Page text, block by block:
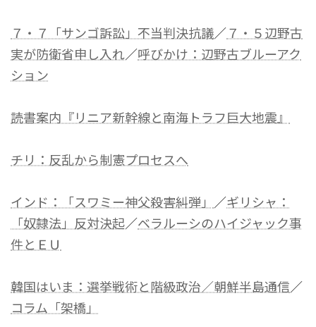
７・７「サンゴ訴訟」不当判決抗議／７・５辺野古
実が防衛省申し入れ／呼びかけ：辺野古ブルーアク
ション
読書案内『リニア新幹線と南海トラフ巨大地震』
チリ：反乱から制憲プロセスへ
インド：「スワミー神父殺害糾弾」 ／ギリシャ：
「奴隷法」反対決起／ベラルーシのハイジャック事
件とＥＵ
韓国はいま：選挙戦術と階級政治／朝鮮半島通信／
コラム「架橋」